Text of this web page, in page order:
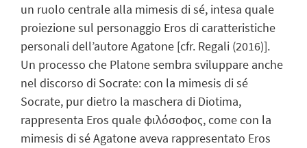
un ruolo centrale alla mimesis di sé, intesa quale
proiezione sul personaggio Eros di caratteristiche
personali dell’autore Agatone [cfr. Regali (2016)].
Un processo che Platone sembra sviluppare anche
nel discorso di Socrate: con la mimesis di sé
Socrate, pur dietro la maschera di Diotima,
rappresenta Eros quale φιλόσοφος, come con la
mimesis di sé Agatone aveva rappresentato Eros